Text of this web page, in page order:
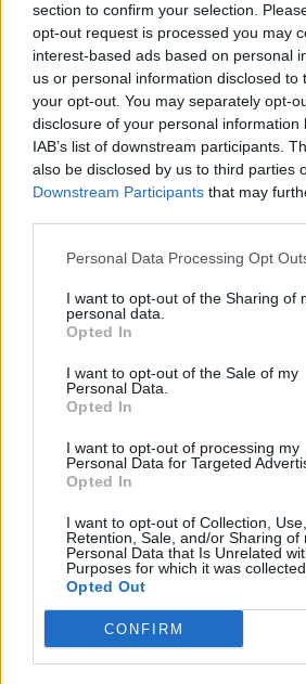
section to confirm your selection.
opt-out request is processed you may
interest-based ads based on personal
us or personal information disclosed to
your opt-out. You may separately opt-
disclosure of your personal information
IAB’s list of downstream participants.
also be disclosed by us to third parties
Downstream Participants that may
Personal Data Processing Opt
I want to opt-out of the Sharing of
personal data.
Opted In
I want to opt-out of the Sale of my
Personal Data.
Opted In
I want to opt-out of processing my
Personal Data for Targeted
Opted In
I want to opt-out of Collection, Use,
Retention, Sale, and/or Sharing of
Personal Data that Is Unrelated
Purposes for which it was collected.
Opted Out
CONFIRM
Bllokime të
llogarive të
gjithë botën
Drejtues
Google
të IA-së: